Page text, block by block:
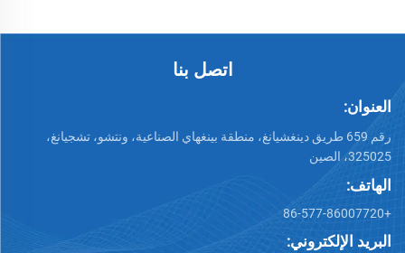
اتصل بنا
العنوان:
رقم 659 طريق دينغشيانغ، منطقة بينغهاي الصناعية، ونتشو، تشجيانغ،
325025، الصين
الهاتف:
+86-577-86007720
البريد الإلكتروني: